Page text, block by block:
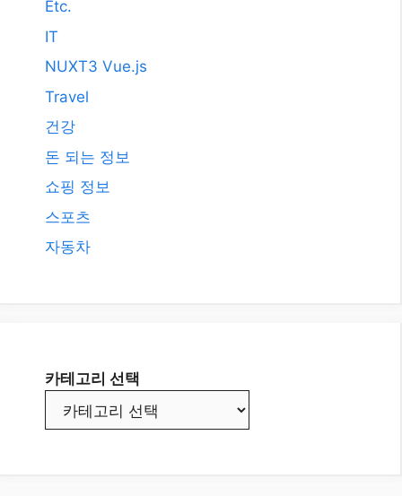
Etc.
IT
NUXT3 Vue.js
Travel
건강
돈 되는 정보
쇼핑 정보
스포츠
자동차
카테고리 선택